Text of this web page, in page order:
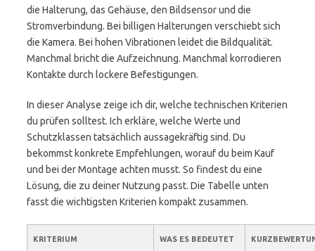
die Halterung, das Gehäuse, den Bildsensor und die
Stromverbindung. Bei billigen Halterungen verschiebt sich
die Kamera. Bei hohen Vibrationen leidet die Bildqualität.
Manchmal bricht die Aufzeichnung. Manchmal korrodieren
Kontakte durch lockere Befestigungen.
In dieser Analyse zeige ich dir, welche technischen Kriterien
du prüfen solltest. Ich erkläre, welche Werte und
Schutzklassen tatsächlich aussagekräftig sind. Du
bekommst konkrete Empfehlungen, worauf du beim Kauf
und bei der Montage achten musst. So findest du eine
Lösung, die zu deiner Nutzung passt. Die Tabelle unten
fasst die wichtigsten Kriterien kompakt zusammen.
KRITERIUM WAS ES BEDEUTET